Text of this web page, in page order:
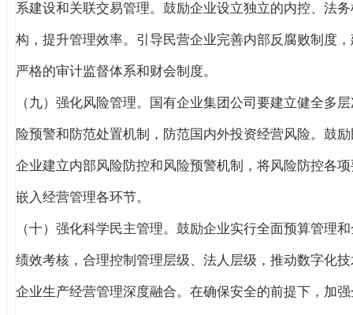
系建设和关联交易管理。鼓励企业设立独立的内控、法务
构，提升管理效率。引导民营企业完善内部反腐败制度
严格的审计监督体系和财会制度。
（九）强化风险管理。国有企业集团公司要建立健全多
险预警和防范处置机制，防范国内外投资经营风险。鼓
企业建立内部风险防控和风险预警机制，将风险防控各
嵌入经营管理各环节。
（十）强化科学民主管理。鼓励企业实行全面预算管理
绩效考核，合理控制管理层级、法人层级，推动数字化
企业生产经营管理深度融合。在确保安全的前提下，加